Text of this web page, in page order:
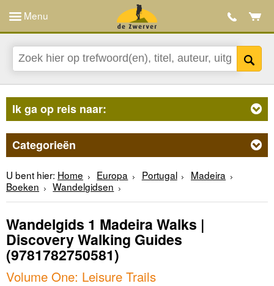
Menu
Ik ga op reis naar:
Categorieën
U bent hier: Home Europa Portugal
Madeira
Boeken
Wandelgidsen
Wandelgids 1 Madeira Walks |
Discovery Walking Guides
(9781782750581)
Volume One: Leisure Trails